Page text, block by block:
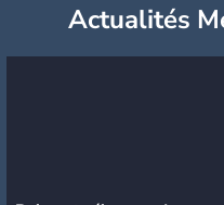
Actualités